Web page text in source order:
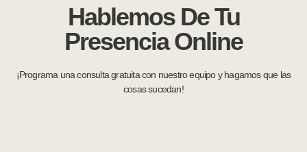
Hablemos De Tu
Presencia Online
¡Programa una consulta gratuita con nuestro equipo y hagamos que las
cosas sucedan!